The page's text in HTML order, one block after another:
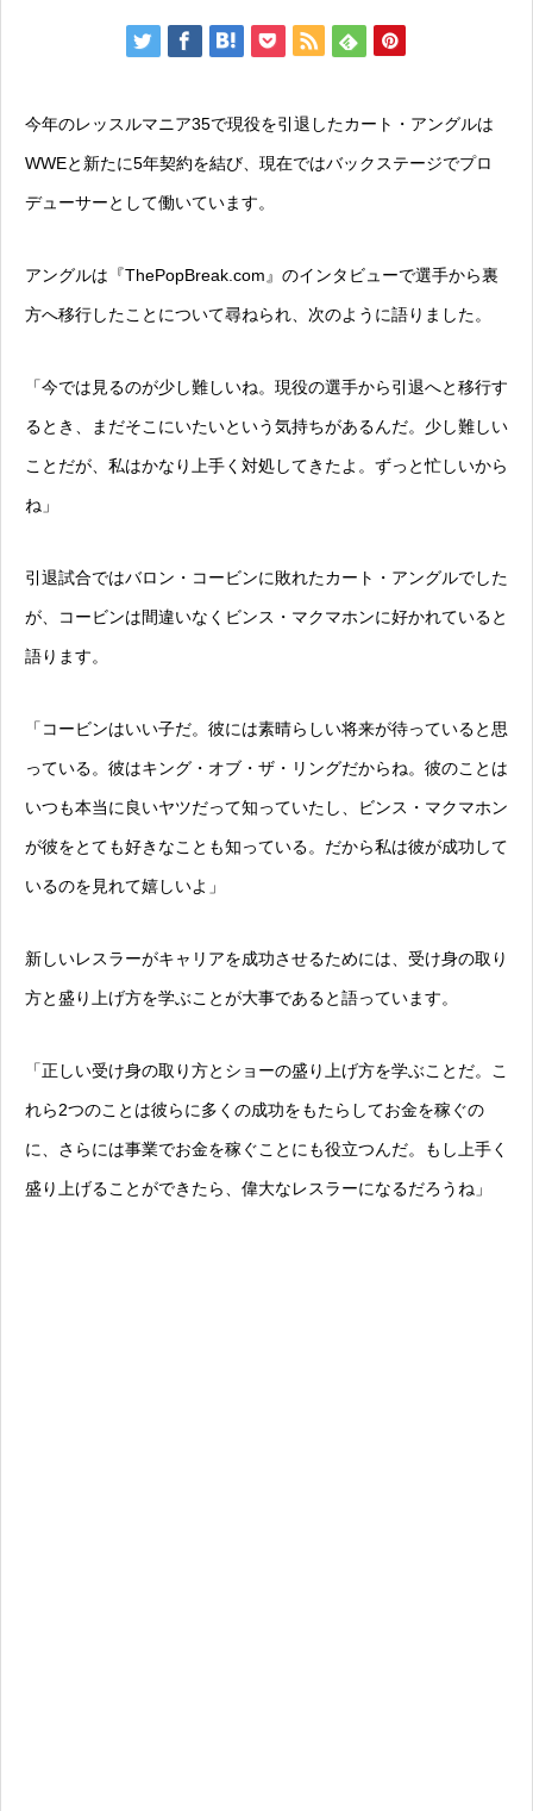
今年のレッスルマニア35で現役を引退したカート・アングルは
WWEと新たに5年契約を結び、現在ではバックステージでプロ
デューサーとして働いています。
アングルは『ThePopBreak.com』のインタビューで選手から裏
方へ移行したことについて尋ねられ、次のように語りました。
「今では見るのが少し難しいね。現役の選手から引退へと移行す
るとき、まだそこにいたいという気持ちがあるんだ。少し難しい
ことだが、私はかなり上手く対処してきたよ。ずっと忙しいから
ね」
引退試合ではバロン・コービンに敗れたカート・アングルでした
が、コービンは間違いなくビンス・マクマホンに好かれていると
語ります。
「コービンはいい子だ。彼には素晴らしい将来が待っていると思
っている。彼はキング・オブ・ザ・リングだからね。彼のことは
いつも本当に良いヤツだって知っていたし、ビンス・マクマホン
が彼をとても好きなことも知っている。だから私は彼が成功して
いるのを見れて嬉しいよ」
新しいレスラーがキャリアを成功させるためには、受け身の取り
方と盛り上げ方を学ぶことが大事であると語っています。
「正しい受け身の取り方とショーの盛り上げ方を学ぶことだ。こ
れら2つのことは彼らに多くの成功をもたらしてお金を稼ぐの
に、さらには事業でお金を稼ぐことにも役立つんだ。もし上手く
盛り上げることができたら、偉大なレスラーになるだろうね」